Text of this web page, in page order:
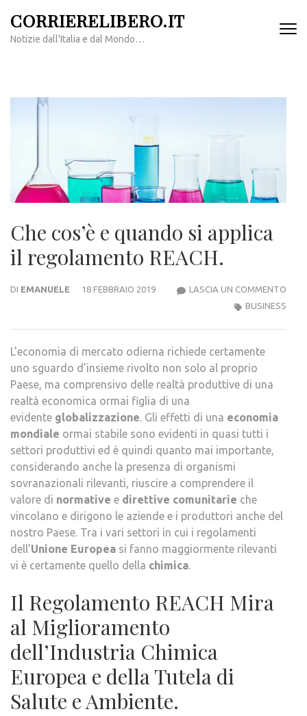
contenuto
CORRIERELIBERO.IT
Notizie dall'Italia e dal Mondo…
Che cos’è e quando si applica
il regolamento REACH.
DI EMANUELE 18 FEBBRAIO 2019 LASCIA UN COMMENTO
BUSINESS
L’economia di mercato odierna richiede certamente
uno sguardo d’insieme rivolto non solo al proprio
Paese, ma comprensivo delle realtà produttive di una
realtà economica ormai figlia di una
evidente globalizzazione. Gli effetti di una economia
mondiale ormai stabile sono evidenti in quasi tutti i
settori produttivi ed è quindi quanto mai importante,
considerando anche la presenza di organismi
sovranazionali rilevanti, riuscire a comprendere il
valore di normative e direttive comunitarie che
vincolano e dirigono le aziende e i produttori anche del
nostro Paese. Tra i vari settori in cui i regolamenti
dell’Unione Europea si fanno maggiormente rilevanti
vi è certamente quello della chimica.
Il Regolamento REACH Mira
al Miglioramento
dell’Industria Chimica
Europea e della Tutela di
Salute e Ambiente.